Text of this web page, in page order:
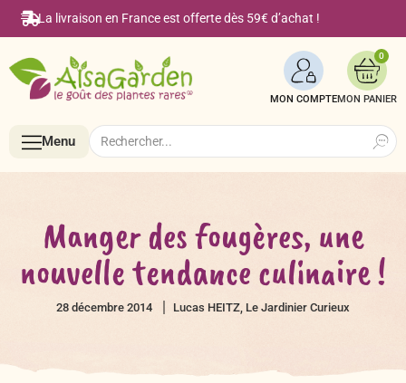
La livraison en France est offerte dès 59€ d’achat !
MON COMPTE
0
Menu
Accueil
Search
for:
Manger des fougères, une
nouvelle tendance culinaire !
28 décembre 2014 Lucas HEITZ, Le Jardinier Curieux